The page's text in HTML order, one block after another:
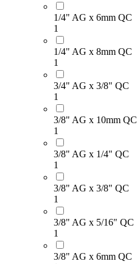
1/4" AG x 6mm QC
1
1/4" AG x 8mm QC
1
3/4" AG x 3/8" QC
1
3/8" AG x 10mm QC
1
3/8" AG x 1/4" QC
1
3/8" AG x 3/8" QC
1
3/8" AG x 5/16" QC
1
3/8" AG x 6mm QC